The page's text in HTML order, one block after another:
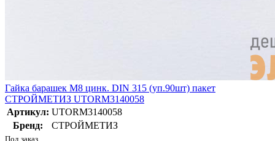
Гайка барашек М8 цинк. DIN 315 (уп.90шт) пакет
СТРОЙМЕТИЗ UTORM3140058
Артикул: UTORM3140058
Бренд:
СТРОЙМЕТИЗ
Под заказ